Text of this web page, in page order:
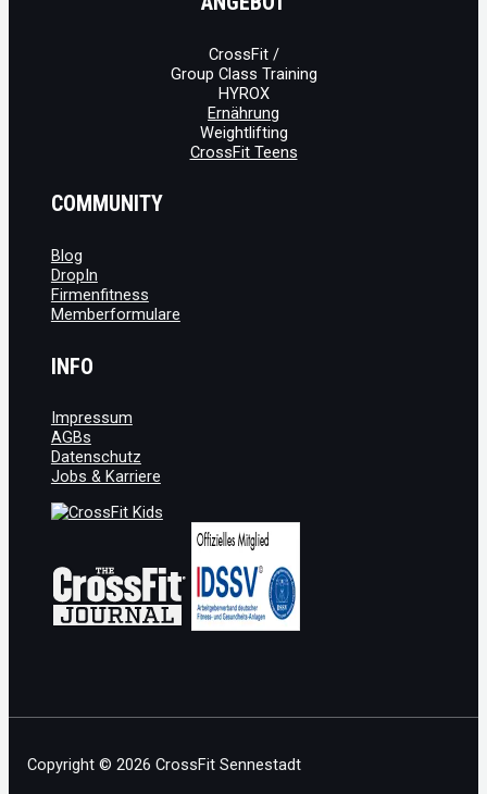
CrossFit /
Group Class Training
HYROX
Ernährung
Weightlifting
CrossFit Teens
COMMUNITY
Blog
DropIn
Firmenfitness
Memberformulare
INFO
Impressum
AGBs
Datenschutz
Jobs & Karriere
Copyright © 2026 CrossFit Sennestadt